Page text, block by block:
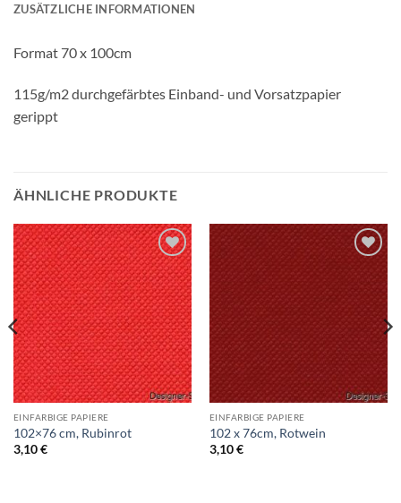
ZUSÄTZLICHE INFORMATIONEN
Format 70 x 100cm
115g/m2 durchgefärbtes Einband- und Vorsatzpapier
gerippt
ÄHNLICHE PRODUKTE
Auf die
Wunschliste
EINFARBIGE PAPIERE
102×76 cm, Rubinrot
3,10€
Auf die
Wunschliste
EINFARBIGE PAPIERE
102 x 76cm, Rotwein
3,10€